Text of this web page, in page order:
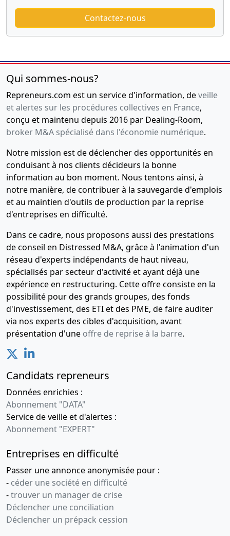
Contactez-nous
Qui sommes-nous?
Repreneurs.com est un service d'information, deveille
et alertes sur les procédures collectives en France,
conçu et maintenu depuis 2016 par Dealing-Room,
broker M&A spécialisé dans l'économie numérique.
Notre mission est de déclencher des opportunités en
conduisant à nos clients décideurs la bonne
information au bon moment. Nous tentons ainsi, à
notre manière, de contribuer à la sauvegarde d'emplois
et au maintien d'outils de production par la reprise
d'entreprises en difficulté.
Dans ce cadre, nous proposons aussi des prestations
de conseil en Distressed M&A, grâce à l'animation d'un
réseau d'experts indépendants de haut niveau,
spécialisés par secteur d'activité et ayant déjà une
expérience en restructuring. Cette offre consiste en la
possibilité pour des grands groupes, des fonds
d'investissement, des ETI et des PME, de faire auditer
via nos experts des cibles d'acquisition, avant
présentation d'une offre de reprise à la barre.
Candidats repreneurs
Données enrichies :
Abonnement "DATA"
Service de veille et d'alertes :
Abonnement "EXPERT"
Entreprises en difficulté
Passer une annonce anonymisée pour :
- céder une société en difficulté
-trouver un manager de crise
Déclencher une conciliation
Déclencher un prépack cession